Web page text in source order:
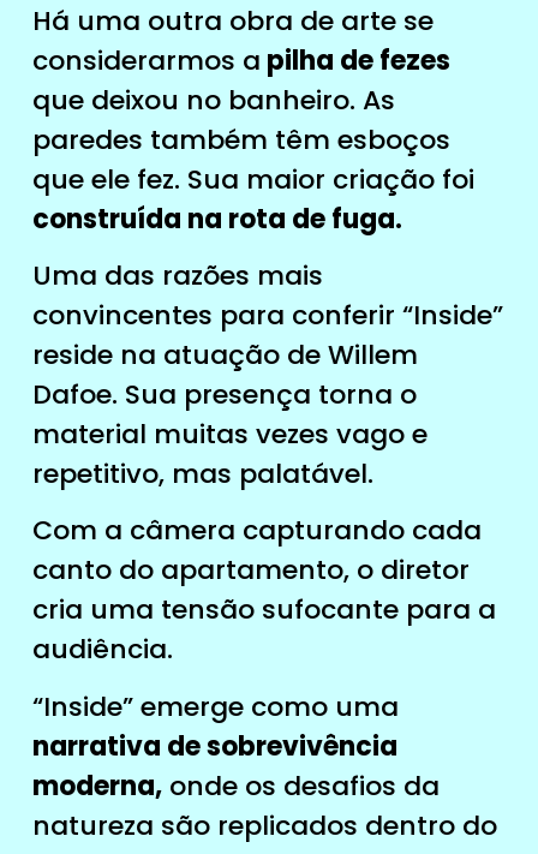
Há uma outra obra de arte se
considerarmos a pilha de fezes
que deixou no banheiro. As
paredes também têm esboços
que ele fez. Sua maior criação foi
construída na rota de fuga.
Uma das razões mais
convincentes para conferir “Inside”
reside na atuação de Willem
Dafoe. Sua presença torna o
material muitas vezes vago e
repetitivo, mas palatável.
Com a câmera capturando cada
canto do apartamento, o diretor
cria uma tensão sufocante para a
audiência.
“Inside” emerge como uma
narrativa de sobrevivência
moderna,onde os desafios da
natureza são replicados dentro do